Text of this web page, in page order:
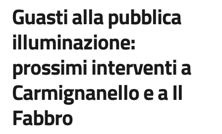
Servizi
Documenti
e
dati
Salta al contenuto
Guasti alla pubblica
illuminazione:
prossimi interventi a
Carmignanello e a Il
Fabbro